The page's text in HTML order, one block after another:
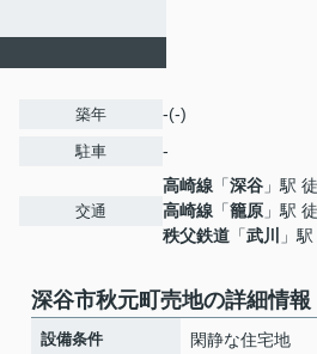
築年 -(-)
駐車 -
交通
高崎線 「深谷 」駅
高崎線 「籠原 」駅
秩父鉄道 「武川 」
深谷市秋元町売地の詳細情報
設備条件 閑静な住宅地